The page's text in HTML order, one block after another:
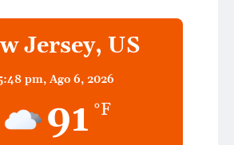
Jersey, US
pm, Ago 6, 2026
91 °F